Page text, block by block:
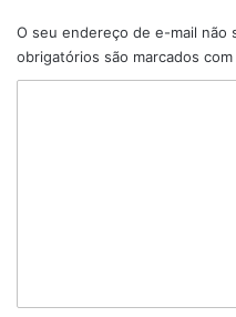
O seu endereço de e-mail não
obrigatórios são marcados com